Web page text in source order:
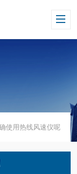
使用热线风速仪呢